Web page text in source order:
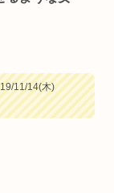
11/14(木)